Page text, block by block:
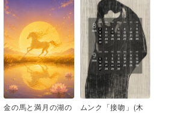
金の馬と満月の湖の
ムンク「接吻」(木